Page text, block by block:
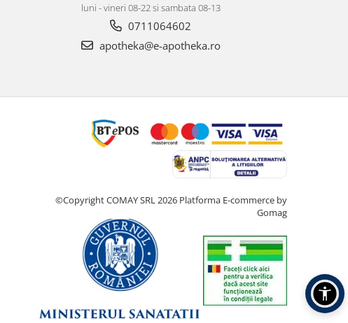
luni - vineri 08-22 si sambata 08-13
0711064602
apotheka@e-apotheka.ro
©Copyright COMAY SRL 2026 Platforma E-commerce by
Gomag